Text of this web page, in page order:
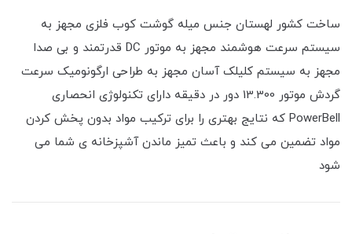
ساخت کشور لهستان جنس میله گوشت کوب فلزی مجهز به
سیستم سرعت هوشمند مجهز به موتور DC قدرتمند و بی صدا
مجهز به سیستم کلیلک آسان مجهز به طراحی ارگونومیک سرعت
گردش موتور 13.300 دور در دقیقه دارای تکنولوژی انحصاری
PowerBell که نتایج بهتری را برای ترکیب مواد بدون پخش کردن
مواد تضمین می کند و باعث تمیز ماندن آشپزخانه ی شما می
شود